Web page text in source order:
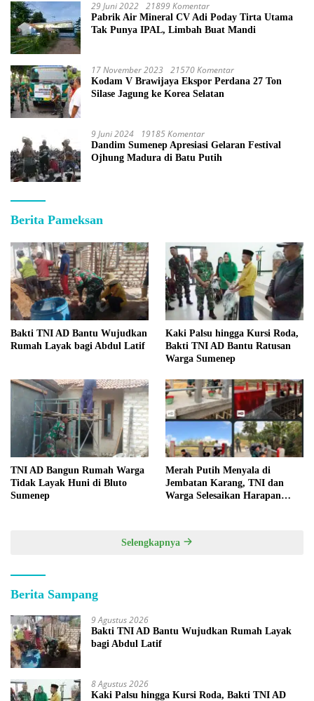
29 Juni 2022 21899 Komentar
Pabrik Air Mineral CV Adi Poday Tirta Utama
Tak Punya IPAL, Limbah Buat Mandi
17 November 2023 21570 Komentar
Kodam V Brawijaya Ekspor Perdana 27 Ton
Silase Jagung ke Korea Selatan
9 Juni 2024 19185 Komentar
Dandim Sumenep Apresiasi Gelaran Festival
Ojhung Madura di Batu Putih
Berita Pameksan
Bakti TNI AD Bantu Wujudkan
Rumah Layak bagi Abdul Latif
Kaki Palsu hingga Kursi Roda,
Bakti TNI AD Bantu Ratusan
Warga Sumenep
TNI AD Bangun Rumah Warga
Tidak Layak Huni di Bluto
Sumenep
Merah Putih Menyala di
Jembatan Karang, TNI dan
Warga Selesaikan Harapan
Selengkapnya
Berita Sampang
9 Agustus 2026
Bakti TNI AD Bantu Wujudkan Rumah Layak
bagi Abdul Latif
8 Agustus 2026
Kaki Palsu hingga Kursi Roda, Bakti TNI AD